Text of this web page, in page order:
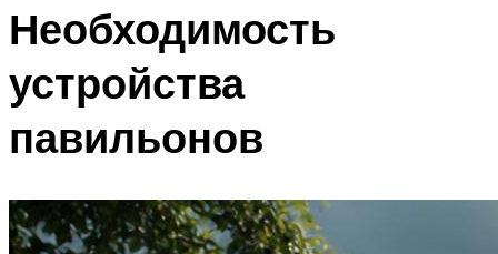
Необходимость
устройства
павильонов